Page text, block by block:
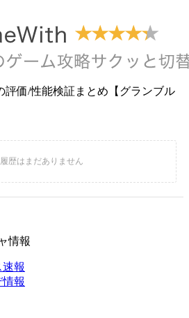
評価/性能検証まとめ【グランブル
情報
報
報